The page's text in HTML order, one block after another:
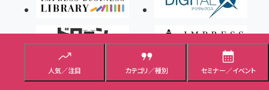
人気／注目 カテゴリ／種別 セミナー／イベント